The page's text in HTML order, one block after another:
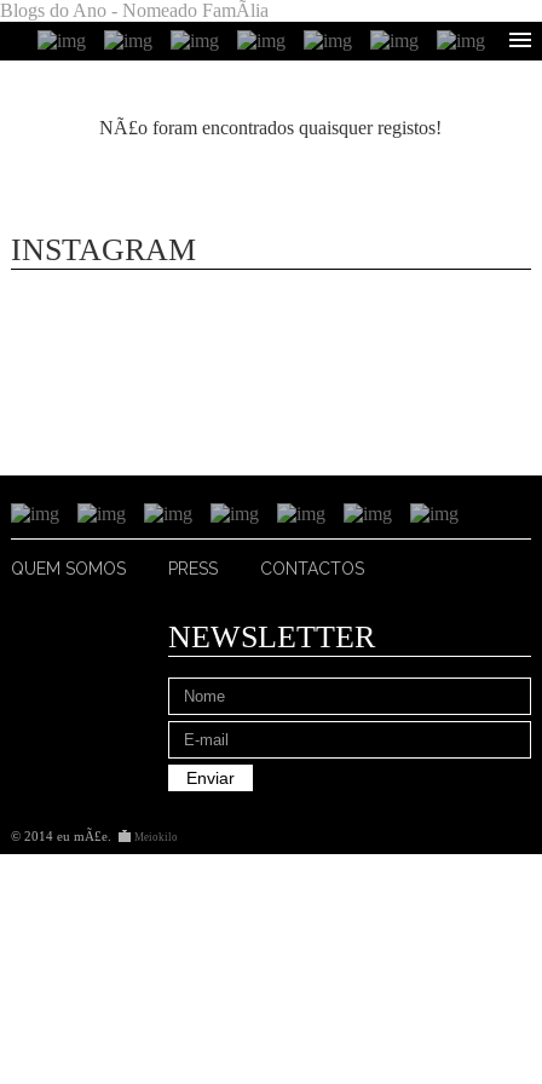
Blogs do Ano - Nomeado FamÃ­lia
NÃ£o foram encontrados quaisquer registos!
INSTAGRAM
QUEM SOMOS PRESS CONTACTOS
NEWSLETTER
© 2014 eu mÃ£e. Meiokilo